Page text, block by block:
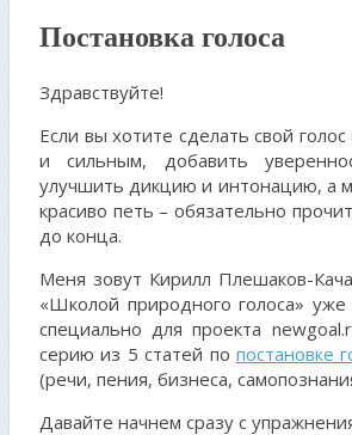
Постановка голоса
Здравствуйте!
Если вы хотите сделать свой
и сильным, добавить
улучшить дикцию и интонацию, а
красиво петь – обязательно
до конца.
Меня зовут Кирилл Плешаков-
«Школой природного голоса»
специально для проекта
серию из 5 статей по постановке
(речи, пения, бизнеса,
Давайте начнем сразу с